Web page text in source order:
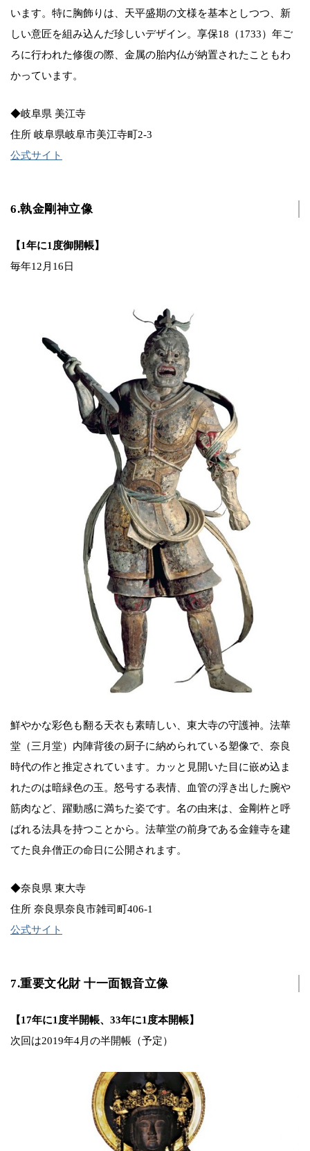
います。特に胸飾りは、天平盛期の文様を基本としつつ、新
しい意匠を組み込んだ珍しいデザイン。享保18（1733）年ご
ろに行われた修復の際、金属の胎内仏が納置されたこともわ
かっています。
◆岐阜県 美江寺
住所 岐阜県岐阜市美江寺町2-3
公式サイト
6.執金剛神立像
【1年に1度御開帳】
毎年12月16日
鮮やかな彩色も翻る天衣も素晴しい、東大寺の守護神。法華
堂（三月堂）内陣背後の厨子に納められている塑像で、奈良
時代の作と推定されています。カッと見開いた目に嵌め込ま
れたのは暗緑色の玉。怒号する表情、血管の浮き出した腕や
筋肉など、躍動感に満ちた姿です。名の由来は、金剛杵と呼
ばれる法具を持つことから。法華堂の前身である金鐘寺を建
てた良弁僧正の命日に公開されます。
◆奈良県 東大寺
住所 奈良県奈良市雑司町406-1
公式サイト
7.重要文化財 十一面観音立像
【17年に1度半開帳、33年に1度本開帳】
次回は2019年4月の半開帳（予定）